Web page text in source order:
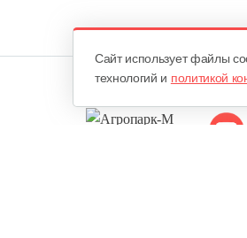
Cайт использует файлы
технологий и политикой